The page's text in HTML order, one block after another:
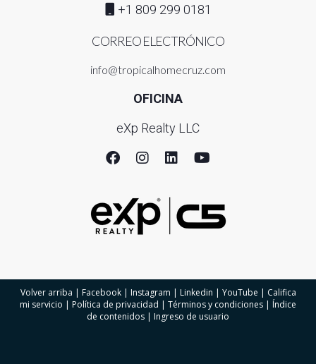
+1 809 299 0181
CORREO ELECTRÓNICO
info@tropicalhomecruz.com
OFICINA
eXp Realty LLC
Volver arriba | Facebook| Instagram | Linkedin | YouTube | Califica
mi servicio | Política de privacidad | Términos y condiciones | Índice
de contenidos | Ingreso de usuario